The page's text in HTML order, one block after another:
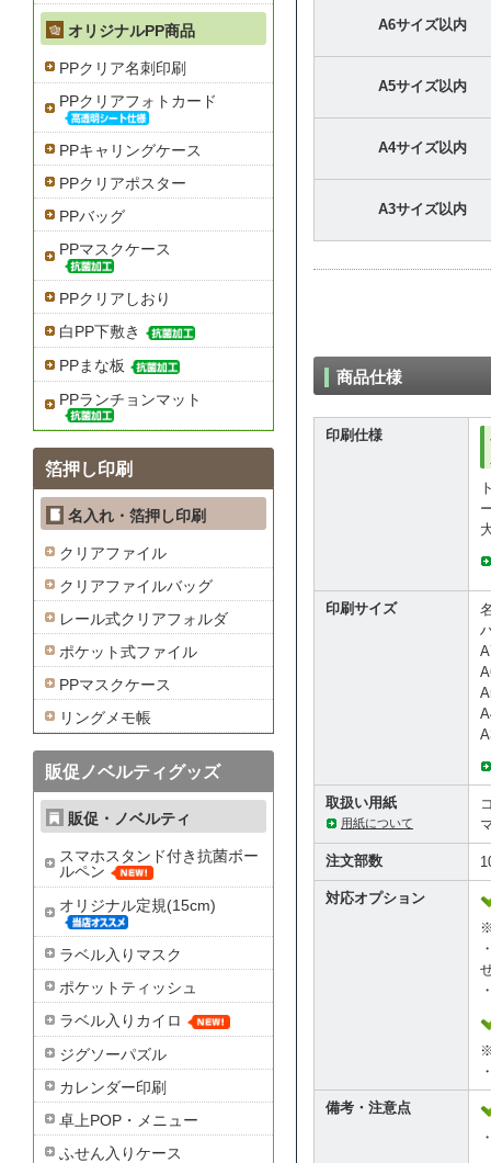
A6サイズ以内
A5サイズ以内
A4サイズ以内
A3サイズ以内
商品仕様
印刷仕様
印刷サイズ
取扱い用紙
用紙について
注文部数
対応オプション
備考・注意点
オリジナルPP商品
PPクリア名刺印刷
PPクリアフォトカード
PPキャリングケース
PPクリアポスター
PPバッグ
PPマスクケース
PPクリアしおり
白PP下敷き
PPまな板
PPランチョンマット
箔押し印刷
名入れ・箔押し印刷
クリアファイル
クリアファイルバッグ
レール式クリアフォルダ
ポケット式ファイル
PPマスクケース
リングメモ帳
販促ノベルティグッズ
販促・ノベルティ
スマホスタンド付き抗菌ボー
ルペン
オリジナル定規(15cm)
ラベル入りマスク
ポケットティッシュ
ラベル入りカイロ
ジグソーパズル
カレンダー印刷
卓上POP・メニュー
ふせん入りケース